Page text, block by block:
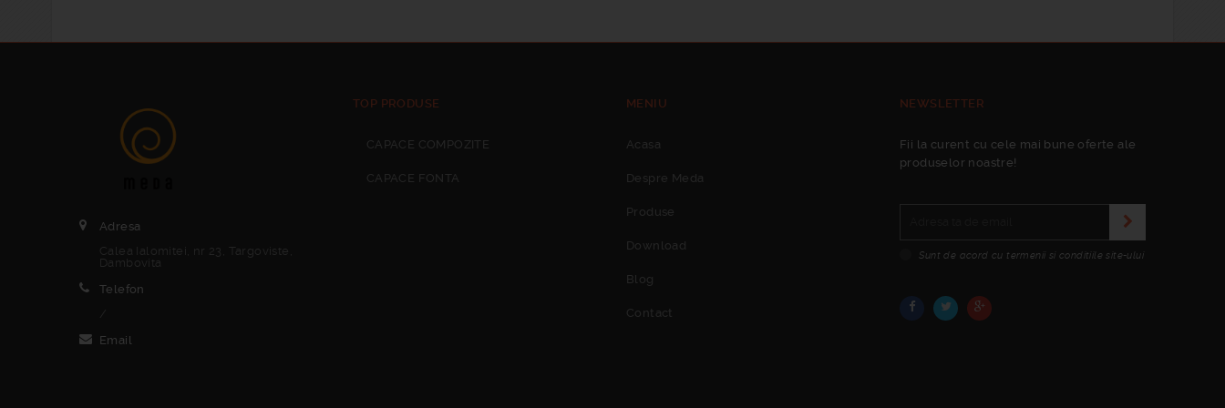
Adresa
Calea Ialomitei, nr 23, Targoviste,
Dambovita
Telefon
Email
TOP PRODUSE
CAPACE COMPOZITE
CAPACE FONTA
MENIU
Acasa
Despre Meda
Produse
Download
Blog
Contact
NEWSLETTER
Fii la curent cu cele mai bune oferte ale
produselor noastre!
Sunt de acord cu termenii si conditiile site-ului